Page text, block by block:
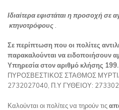
Ιδιαίτερα εφιστάται η προσοχή σε
κτηνοτρόφους
Σε περίπτωση που οι πολίτες
παρακαλούνται να ειδοποιήσουν
Υπηρεσία στον αριθμό κλήσης 199.
ΠΥΡΟΣΒΕΣΤΙΚΟΣ ΣΤΑΘΜΟΣ
2732027040, Π.Υ ΓΥΘΕΙΟΥ:
Καλούνται οι πολίτες να τηρούν τις